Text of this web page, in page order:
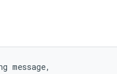
message,